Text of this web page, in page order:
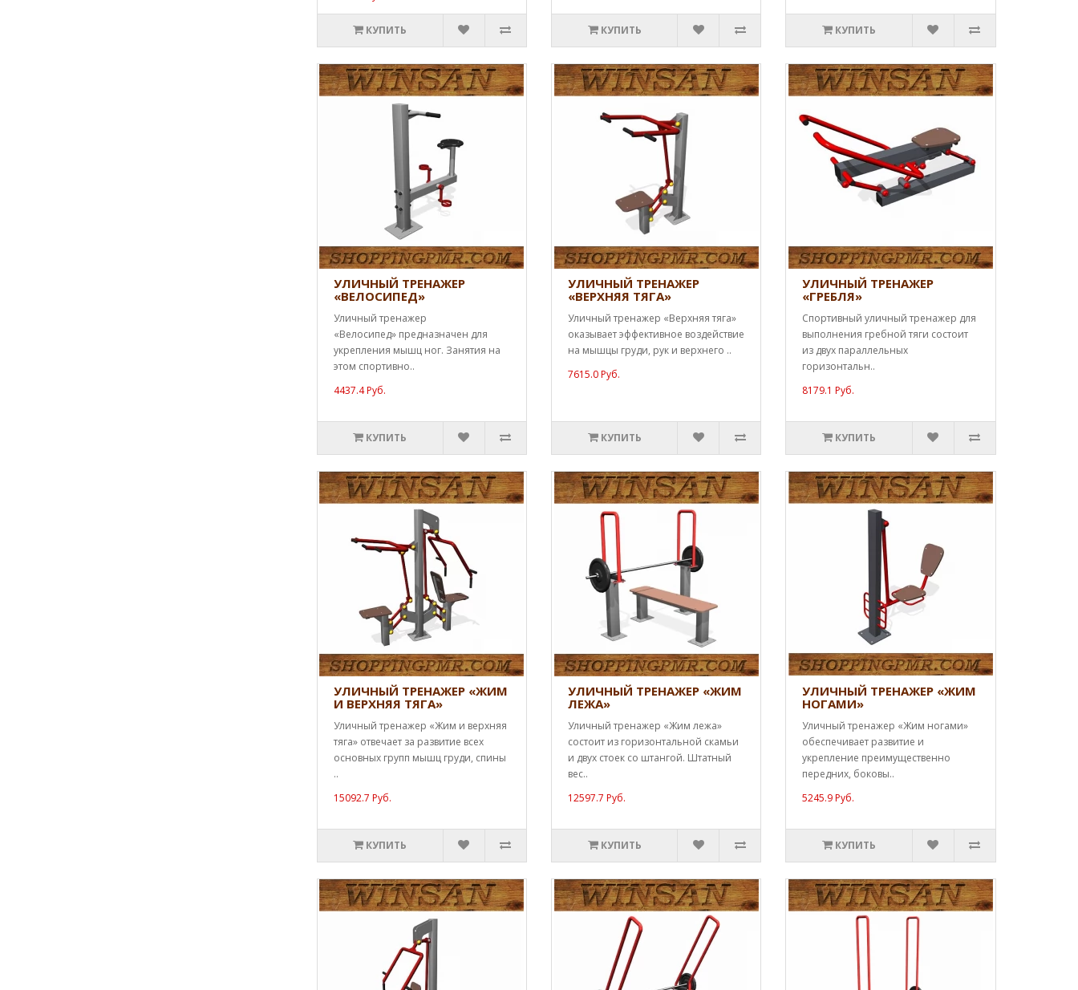
КУПИТЬ КУПИТЬ КУПИТЬ
УЛИЧНЫЙ ТРЕНАЖЕР
«ВЕЛОСИПЕД»
Уличный тренажер
«Велосипед» предназначен для
укрепления мышц ног. Занятия на
этом спортивно..
4437.4 Руб.
КУПИТЬ
УЛИЧНЫЙ ТРЕНАЖЕР
«ВЕРХНЯЯ ТЯГА»
Уличный тренажер «Верхняя тяга»
оказывает эффективное воздействие
на мышцы груди, рук и верхнего ..
7615.0 Руб.
КУПИТЬ
УЛИЧНЫЙ ТРЕНАЖЕР
«ГРЕБЛЯ»
Спортивный уличный тренажер для
выполнения гребной тяги состоит
из двух параллельных
горизонтальн..
8179.1 Руб.
КУПИТЬ
УЛИЧНЫЙ ТРЕНАЖЕР «ЖИМ
И ВЕРХНЯЯ ТЯГА»
Уличный тренажер «Жим и верхняя
тяга» отвечает за развитие всех
основных групп мышц груди, спины
..
15092.7 Руб.
КУПИТЬ
УЛИЧНЫЙ ТРЕНАЖЕР «ЖИМ
ЛЕЖА»
Уличный тренажер «Жим лежа»
состоит из горизонтальной скамьи
и двух стоек со штангой. Штатный
вес..
12597.7 Руб.
КУПИТЬ
УЛИЧНЫЙ ТРЕНАЖЕР «ЖИМ
НОГАМИ»
Уличный тренажер «Жим ногами»
обеспечивает развитие и
укрепление преимущественно
передних, боковы..
5245.9 Руб.
КУПИТЬ